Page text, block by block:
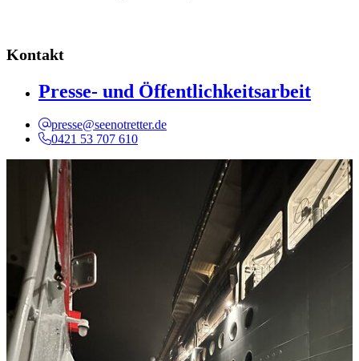
Kontakt
Presse- und Öffentlichkeitsarbeit
presse@seenotretter.de
0421 53 707 610